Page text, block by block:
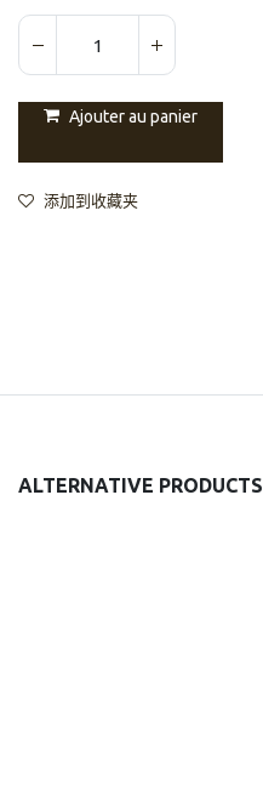
Ajouter au panier
添加到收藏夹
ALTERNATIVE PRODUCTS